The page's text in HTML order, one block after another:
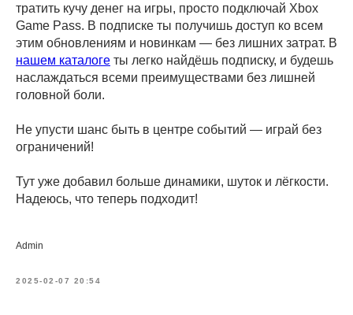
тратить кучу денег на игры, просто подключай Xbox
Game Pass. В подписке ты получишь доступ ко всем
этим обновлениям и новинкам — без лишних затрат. В
нашем каталоге ты легко найдёшь подписку, и будешь
наслаждаться всеми преимуществами без лишней
головной боли.
Не упусти шанс быть в центре событий — играй без
ограничений!
Тут уже добавил больше динамики, шуток и лёгкости.
Надеюсь, что теперь подходит!
Admin
2025-02-07 20:54